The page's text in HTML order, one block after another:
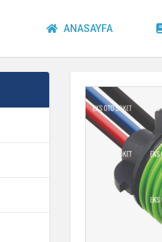
ANASAYFA